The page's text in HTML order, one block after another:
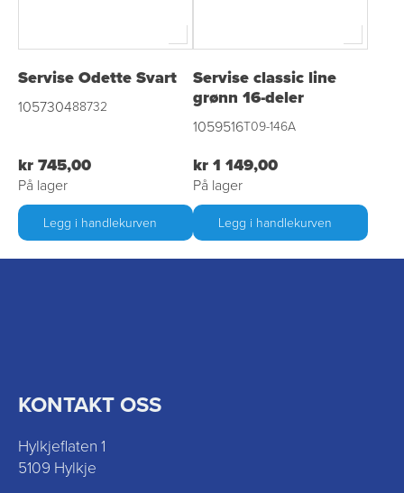
Servise Odette Svart
105730488732
kr 745,00
På lager
Legg i handlekurven
Servise classic line
grønn 16-deler
1059516T09-146A
kr 1 149,00
På lager
Legg i handlekurven
KONTAKT OSS
Hylkjeflaten 1
5109 Hylkje